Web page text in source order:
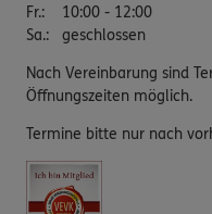
Fr.:
10:00 - 12:00
Sa.: geschlossen
Nach Vereinbarung sind
Öffnungszeiten möglich.
Termine bitte nur nach